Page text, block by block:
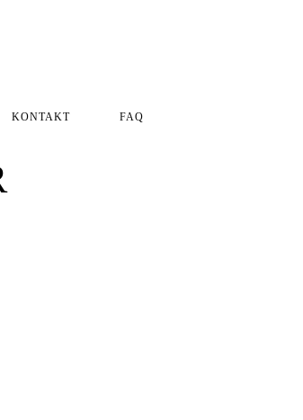
KONTAKT FAQ